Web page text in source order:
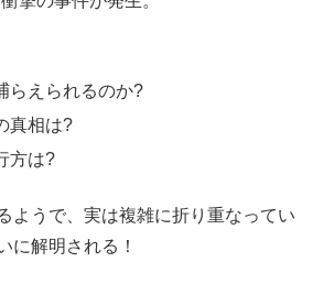
らえられるのか?
真相は?
方は?
ようで、実は複雑に折り重なってい
に解明される！